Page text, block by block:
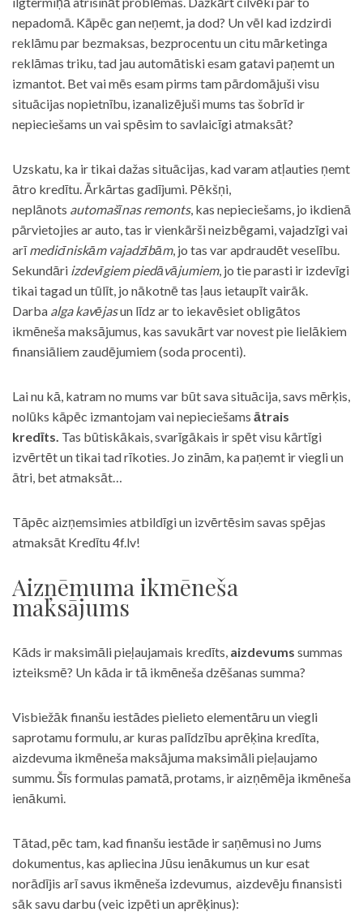
nepadomā. Kāpēc gan neņemt, ja dod? Un vēl kad izdzirdi
reklāmu par bezmaksas, bezprocentu un citu mārketinga
reklāmas triku, tad jau automātiski esam gatavi paņemt un
izmantot. Bet vai mēs esam pirms tam pārdomājuši visu
situācijas nopietnību, izanalizējuši mums tas šobrīd ir
nepieciešams un vai spēsim to savlaicīgi atmaksāt?
Uzskatu, ka ir tikai dažas situācijas, kad varam atļauties ņemt
ātro kredītu. Ārkārtas gadījumi. Pēkšņi,
neplānots automašīnas remonts, kas nepieciešams, jo ikdienā
pārvietojies ar auto, tas ir vienkārši neizbēgami, vajadzīgi vai
arīmedicīniskām vajadzībām, jo tas var apdraudēt veselību.
Sekundāri izdevīgiem piedāvājumiem, jo tie parasti ir izdevīgi
tikai tagad un tūlīt, jo nākotnē tas ļaus ietaupīt vairāk.
Darba alga kavējasun līdz ar to iekavēsiet obligātos
ikmēneša maksājumus, kas savukārt var novest pie lielākiem
finansiāliem zaudējumiem (soda procenti).
Lai nu kā, katram no mums var būt sava situācija, savs mērķis,
nolūks kāpēc izmantojam vai nepieciešams ātrais
kredīts. Tas būtiskākais, svarīgākais ir spēt visu kārtīgi
izvērtēt un tikai tad rīkoties. Jo zinām, ka paņemt ir viegli un
ātri, bet atmaksāt…
Tāpēc aizņemsimies atbildīgi un izvērtēsim savas spējas
atmaksāt Kredītu 4f.lv!
Aizņēmuma ikmēneša
maksājums
Kāds ir maksimāli pieļaujamais kredīts, aizdevums summas
izteiksmē? Un kāda ir tā ikmēneša dzēšanas summa?
Visbiežāk finanšu iestādes pielieto elementāru un viegli
saprotamu formulu, ar kuras palīdzību aprēķina kredīta,
aizdevuma ikmēneša maksājuma maksimāli pieļaujamo
summu. Šīs formulas pamatā, protams, ir aizņēmēja ikmēneša
ienākumi.
Tātad, pēc tam, kad finanšu iestāde ir saņēmusi no Jums
dokumentus, kas apliecina Jūsu ienākumus un kur esat
norādījis arī savus ikmēneša izdevumus, aizdevēju finansisti
sāk savu darbu (veic izpēti un aprēķinus):